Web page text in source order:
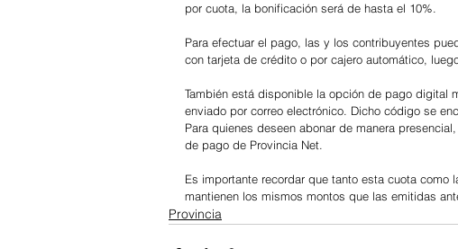
por cuota, la bonificación será de hasta el 10%.
Para efectuar el pago, las y los contribuyentes
con tarjeta de crédito o por cajero automático,
También está disponible la opción de pago digital
enviado por correo electrónico. Dicho código se
Para quienes deseen abonar de manera
de pago de Provincia Net.
Es importante recordar que tanto esta cuota
mantienen los mismos montos que las emitidas
Provincia